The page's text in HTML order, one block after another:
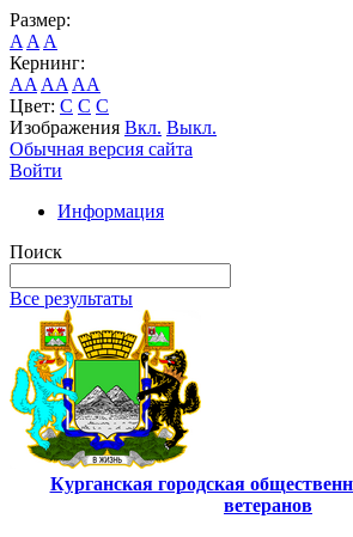
Размер:
A A A
Кернинг:
AA AA AA
Цвет: C C C
Изображения Вкл. Выкл.
Обычная версия сайта
Войти
Информация
Поиск
Все результаты
Курганская городская
ветеранов